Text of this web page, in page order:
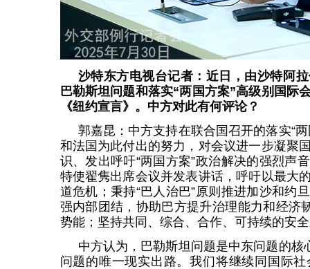
沙特东方电视台记者：近日，由沙特阿
巴勒斯坦问题和落实“两国方案”高级别国际
《纽约宣言》。中方对此有何评论？
郭嘉昆：中方支持在联合国召开的落实“
和法国为此付出的努力，对会议进一步凝聚
识、发出呼吁“两国方案”政治解决的强烈声
特使翟隽出席会议并发表讲话，呼吁以最大
道危机；秉持“巴人治巴”原则推进加沙和约
强内部团结，协助巴方提升治理能力和经济
势能；坚持共同、综合、合作、可持续的安
中方认为，巴勒斯坦问题是中东问题的核
问题的唯一现实出路。我们将继续同国际